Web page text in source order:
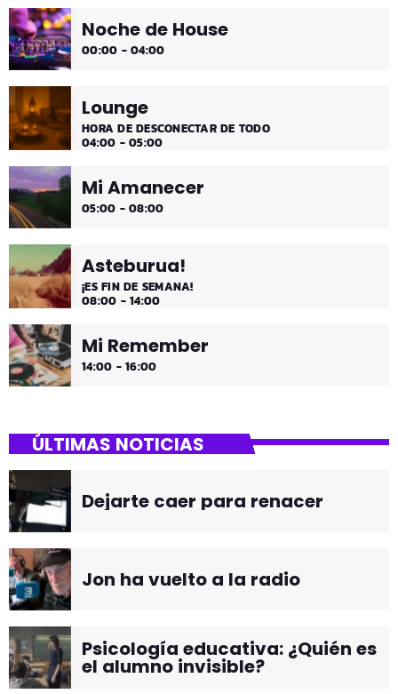
Noche de House
00:00 - 04:00
Lounge
HORA DE DESCONECTAR DE TODO
04:00 - 05:00
Mi Amanecer
05:00 - 08:00
Asteburua!
¡ES FIN DE SEMANA!
08:00 - 14:00
Mi Remember
14:00 - 16:00
ÚLTIMAS NOTICIAS
Dejarte caer para renacer
Jon ha vuelto a la radio
Psicología educativa: ¿Quién es
el alumno invisible?